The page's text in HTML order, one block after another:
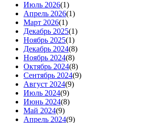
Июль 2026(1)
Апрель 2026(1)
Март 2026(1)
Декабрь 2025(1)
Ноябрь 2025(1)
Декабрь 2024(8)
Ноябрь 2024(8)
Октябрь 2024(8)
Сентябрь 2024(9)
Август 2024(9)
Июль 2024(9)
Июнь 2024(8)
Май 2024(9)
Апрель 2024(9)